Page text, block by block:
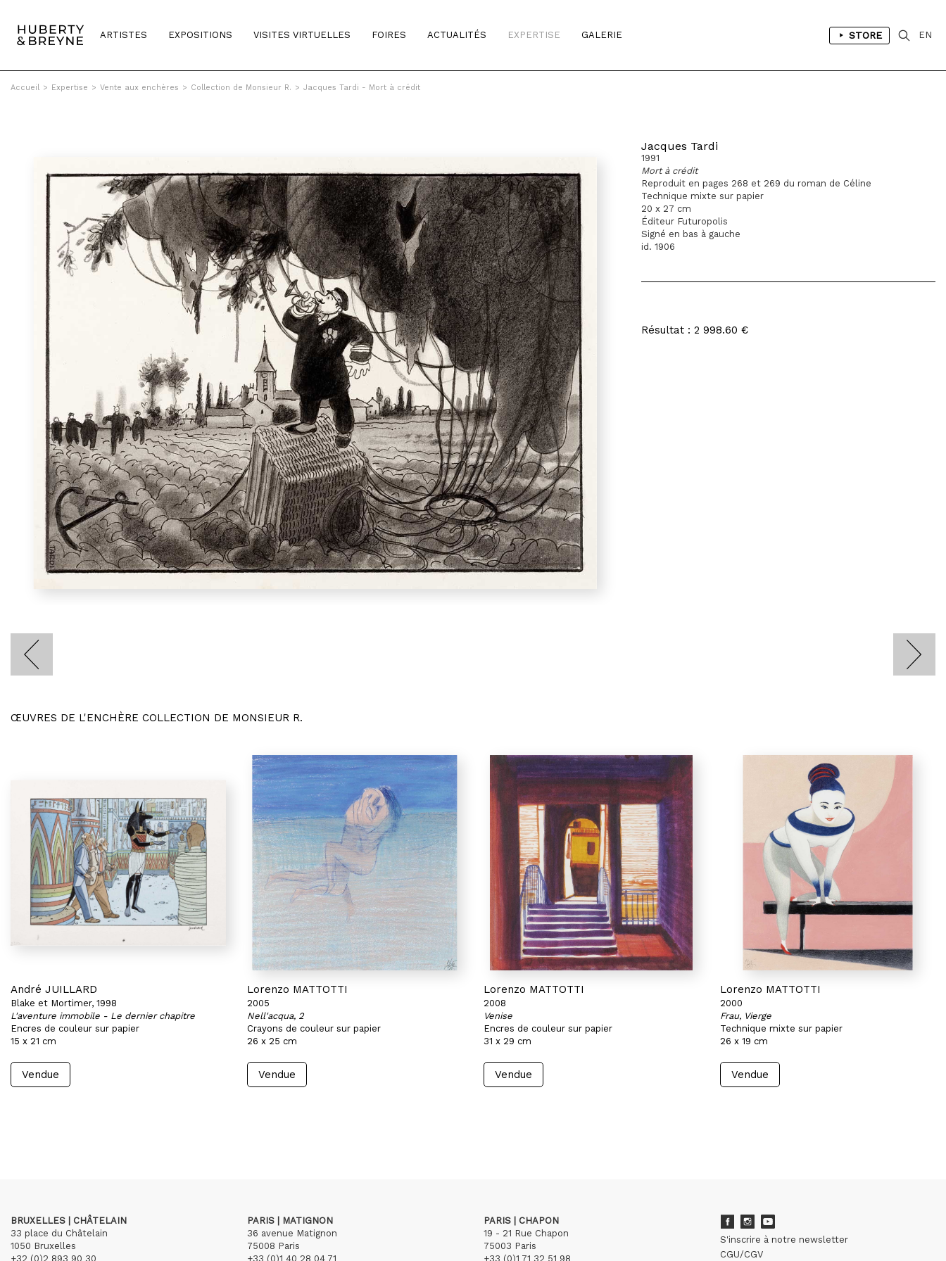
ARTISTES EXPOSITIONS VISITES VIRTUELLES FOIRES ACTUALITÉS EXPERTISE GALERIE STORE EN
Accueil > Expertise > Vente aux enchères > Collection de Monsieur R. > Jacques Tardi - Mort à crédit
Jacques Tardi
1991
Mort à crédit
Reproduit en pages 268 et 269 du roman de Céline
Technique mixte sur papier
20 x 27 cm
Éditeur Futuropolis
Signé en bas à gauche
id. 1906
Résultat : 2 998.60 €
ŒUVRES DE L'ENCHÈRE COLLECTION DE MONSIEUR R.
André JUILLARD
Blake et Mortimer, 1998
L'aventure immobile - Le dernier chapitre
Encres de couleur sur papier
15 x 21 cm
Vendue
Lorenzo MATTOTTI
2005
Nell'acqua, 2
Crayons de couleur sur papier
26 x 25 cm
Vendue
Lorenzo MATTOTTI
2008
Venise
Encres de couleur sur papier
31 x 29 cm
Vendue
Lorenzo MATTOTTI
2000
Frau, Vierge
Technique mixte sur papier
26 x 19 cm
Vendue
BRUXELLES | CHÂTELAIN
33 place du Châtelain
1050 Bruxelles
+32 (0)2 893 90 30
PARIS | MATIGNON
36 avenue Matignon
75008 Paris
+33 (0)1 40 28 04 71
PARIS | CHAPON
19 - 21 Rue Chapon
75003 Paris
+33 (0)1 71 32 51 98
S'inscrire à notre newsletter
CGU/CGV